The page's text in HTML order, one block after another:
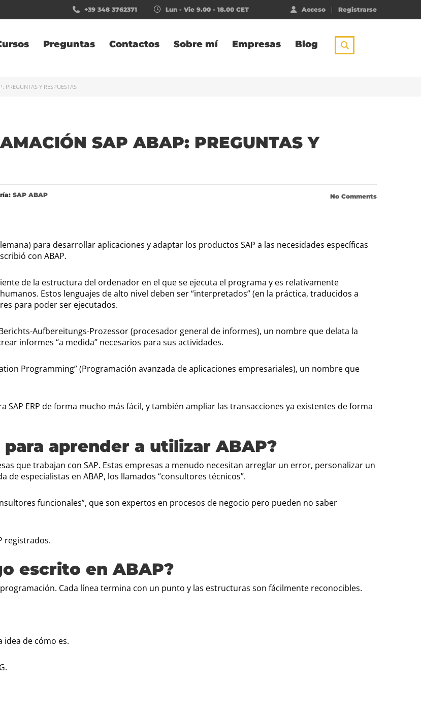
Acceso Registrarse
Lun - Vie 9.00 - 18.00 CET
+39 348 3762371
Preguntas Contactos Sobre mí Empresas Blog
PREGUNTAS Y RESPUESTAS
SAP ABAP: PREGUNTAS Y
SAP ABAP No Comments
para desarrollar aplicaciones y adaptar los productos SAP a las necesidades específicas
con ABAP.
de la estructura del ordenador en el que se ejecuta el programa y es relativamente
Estos lenguajes de alto nivel deben ser “interpretados” (en la práctica, traducidos a
para poder ser ejecutados.
Aufbereitungs-Prozessor (procesador general de informes), un nombre que delata la
informes “a medida” necesarios para sus actividades.
Programming” (Programación avanzada de aplicaciones empresariales), un nombre que
SAP ERP de forma mucho más fácil, y también ampliar las transacciones ya existentes de forma
aprender a utilizar ABAP?
que trabajan con SAP. Estas empresas a menudo necesitan arreglar un error, personalizar un
especialistas en ABAP, los llamados “consultores técnicos”.
funcionales”, que son expertos en procesos de negocio pero pueden no saber
registrados.
escrito en ABAP?
Cada línea termina con un punto y las estructuras son fácilmente reconocibles.
de cómo es.